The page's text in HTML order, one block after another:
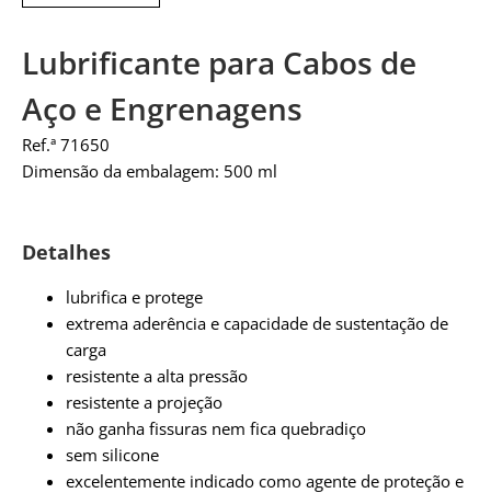
Lubrificante para Cabos de
Aço e Engrenagens
Ref.ª 71650
Dimensão da embalagem: 500 ml
Detalhes
lubrifica e protege
extrema aderência e capacidade de sustentação de
carga
resistente a alta pressão
resistente a projeção
não ganha fissuras nem fica quebradiço
sem silicone
excelentemente indicado como agente de proteção e